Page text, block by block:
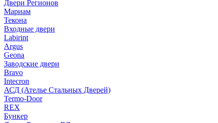
Двери Регионов
Мариам
Текона
Входные двери
Labirint
Argus
Geona
Заводские двери
Bravo
Intecron
АСД (Ателье Стальных Дверей)
Termo-Door
REX
Бункер